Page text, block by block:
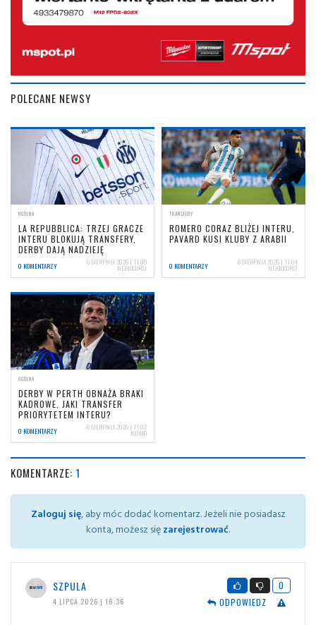
POLECANE NEWSY
OGÓLNA
LA REPUBBLICA: TRZEJ GRACZE
INTERU BLOKUJĄ TRANSFERY,
DERBY DAJĄ NADZIEJĘ
0 KOMENTARZY 6 SIERPNIA 2026 | 11:05
NERIOCORSI
TRANSFERY
ROMERO CORAZ BLIŻEJ INTERU,
PAVARD KUSI KLUBY Z ARABII
0 KOMENTARZY 6 SIERPNIA 2026 | 11:04
NERIOCORSI
OGÓLNA
DERBY W PERTH OBNAŻA BRAKI
KADROWE. JAKI TRANSFER
PRIORYTETEM INTERU?
0 KOMENTARZY 6 SIERPNIA 2026 | 11:02
KEJMO
KOMENTARZE: 1
Zaloguj się, aby móc dodać komentarz. Jeżeli nie posiadasz
konta, możesz sięzarejestrować.
SZPULA
4 LIPCA 2026 | 18:36
0
ODPOWIEDZ